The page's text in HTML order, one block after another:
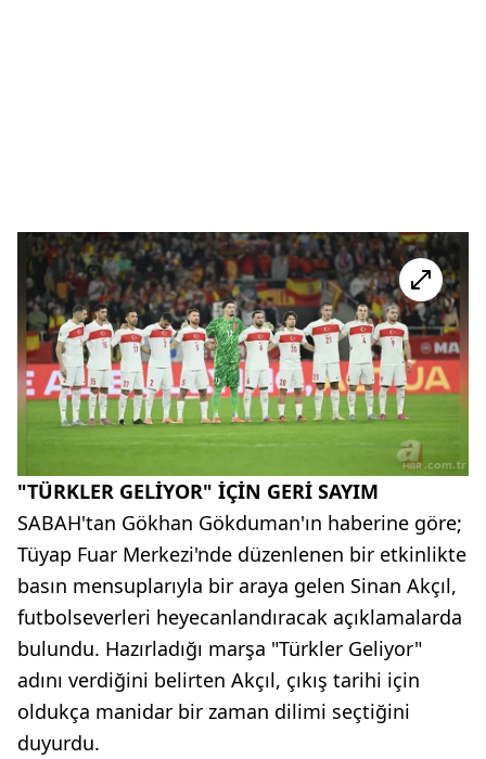
"TÜRKLER GELİYOR" İÇİN GERİ SAYIM
SABAH'tan Gökhan Gökduman'ın haberine göre;
Tüyap Fuar Merkezi'nde düzenlenen bir etkinlikte
basın mensuplarıyla bir araya gelen Sinan Akçıl,
futbolseverleri heyecanlandıracak açıklamalarda
bulundu. Hazırladığı marşa "Türkler Geliyor"
adını verdiğini belirten Akçıl, çıkış tarihi için
oldukça manidar bir zaman dilimi seçtiğini
duyurdu.